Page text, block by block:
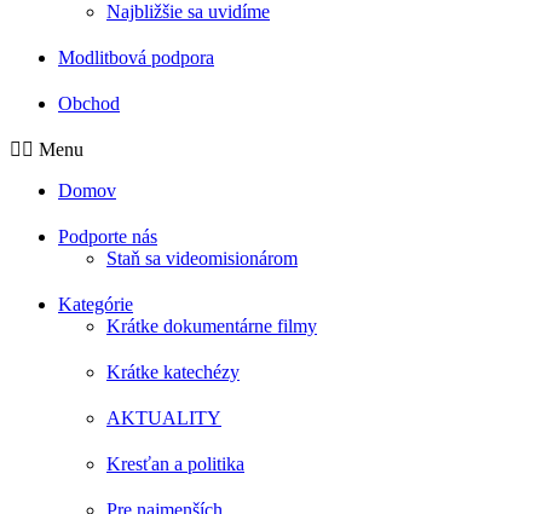
Najbližšie sa uvidíme
Modlitbová podpora
Obchod
Menu
Domov
Podporte nás
Staň sa videomisionárom
Kategórie
Krátke dokumentárne filmy
Krátke katechézy
AKTUALITY
Kresťan a politika
Pre najmenších